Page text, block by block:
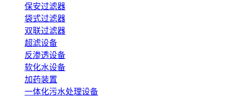
保安过滤器
袋式过滤器
双联过滤器
超滤设备
反渗透设备
软化水设备
加药装置
一体化污水处理设备